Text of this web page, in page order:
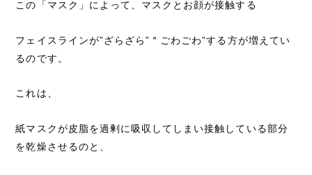
この「マスク」によって、マスクとお顔が接触する
フェイスラインが”ざらざら”＂ごわごわ”する方が増えてい
るのです。
これは、
紙マスクが皮脂を過剰に吸収してしまい接触している部分
を乾燥させるのと、